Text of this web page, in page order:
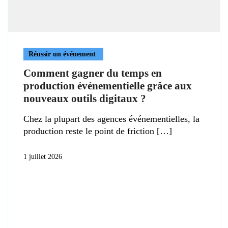
Réussir un événement
Comment gagner du temps en
production événementielle grâce aux
nouveaux outils digitaux ?
Chez la plupart des agences événementielles, la
production reste le point de friction
1 juillet 2026